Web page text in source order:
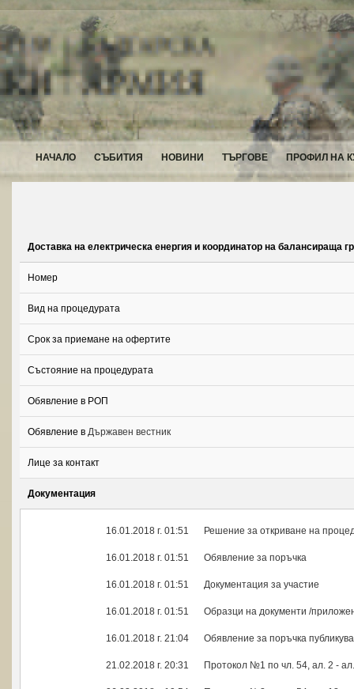
НАЧАЛО СЪБИТИЯ НОВИНИ ТЪРГОВЕ ПРОФИЛ НА
Доставка на електрическа енергия и координатор на балансираща
Номер
Вид на процедурата
Срок за приемане на офертите
Състояние на процедурата
Обявление в РОП
Обявление в Държавен вестник
Лице за контакт
Документация
16.01.2018 г. 01:51 Решение за откриване на
16.01.2018 г. 01:51 Обявление за поръчка
16.01.2018 г. 01:51 Документация за участие
16.01.2018 г. 01:51 Образци на документи /
16.01.2018 г. 21:04 Обявление за поръчка
21.02.2018 г. 20:31 Протокол №1 по чл. 54, ал. 2 -